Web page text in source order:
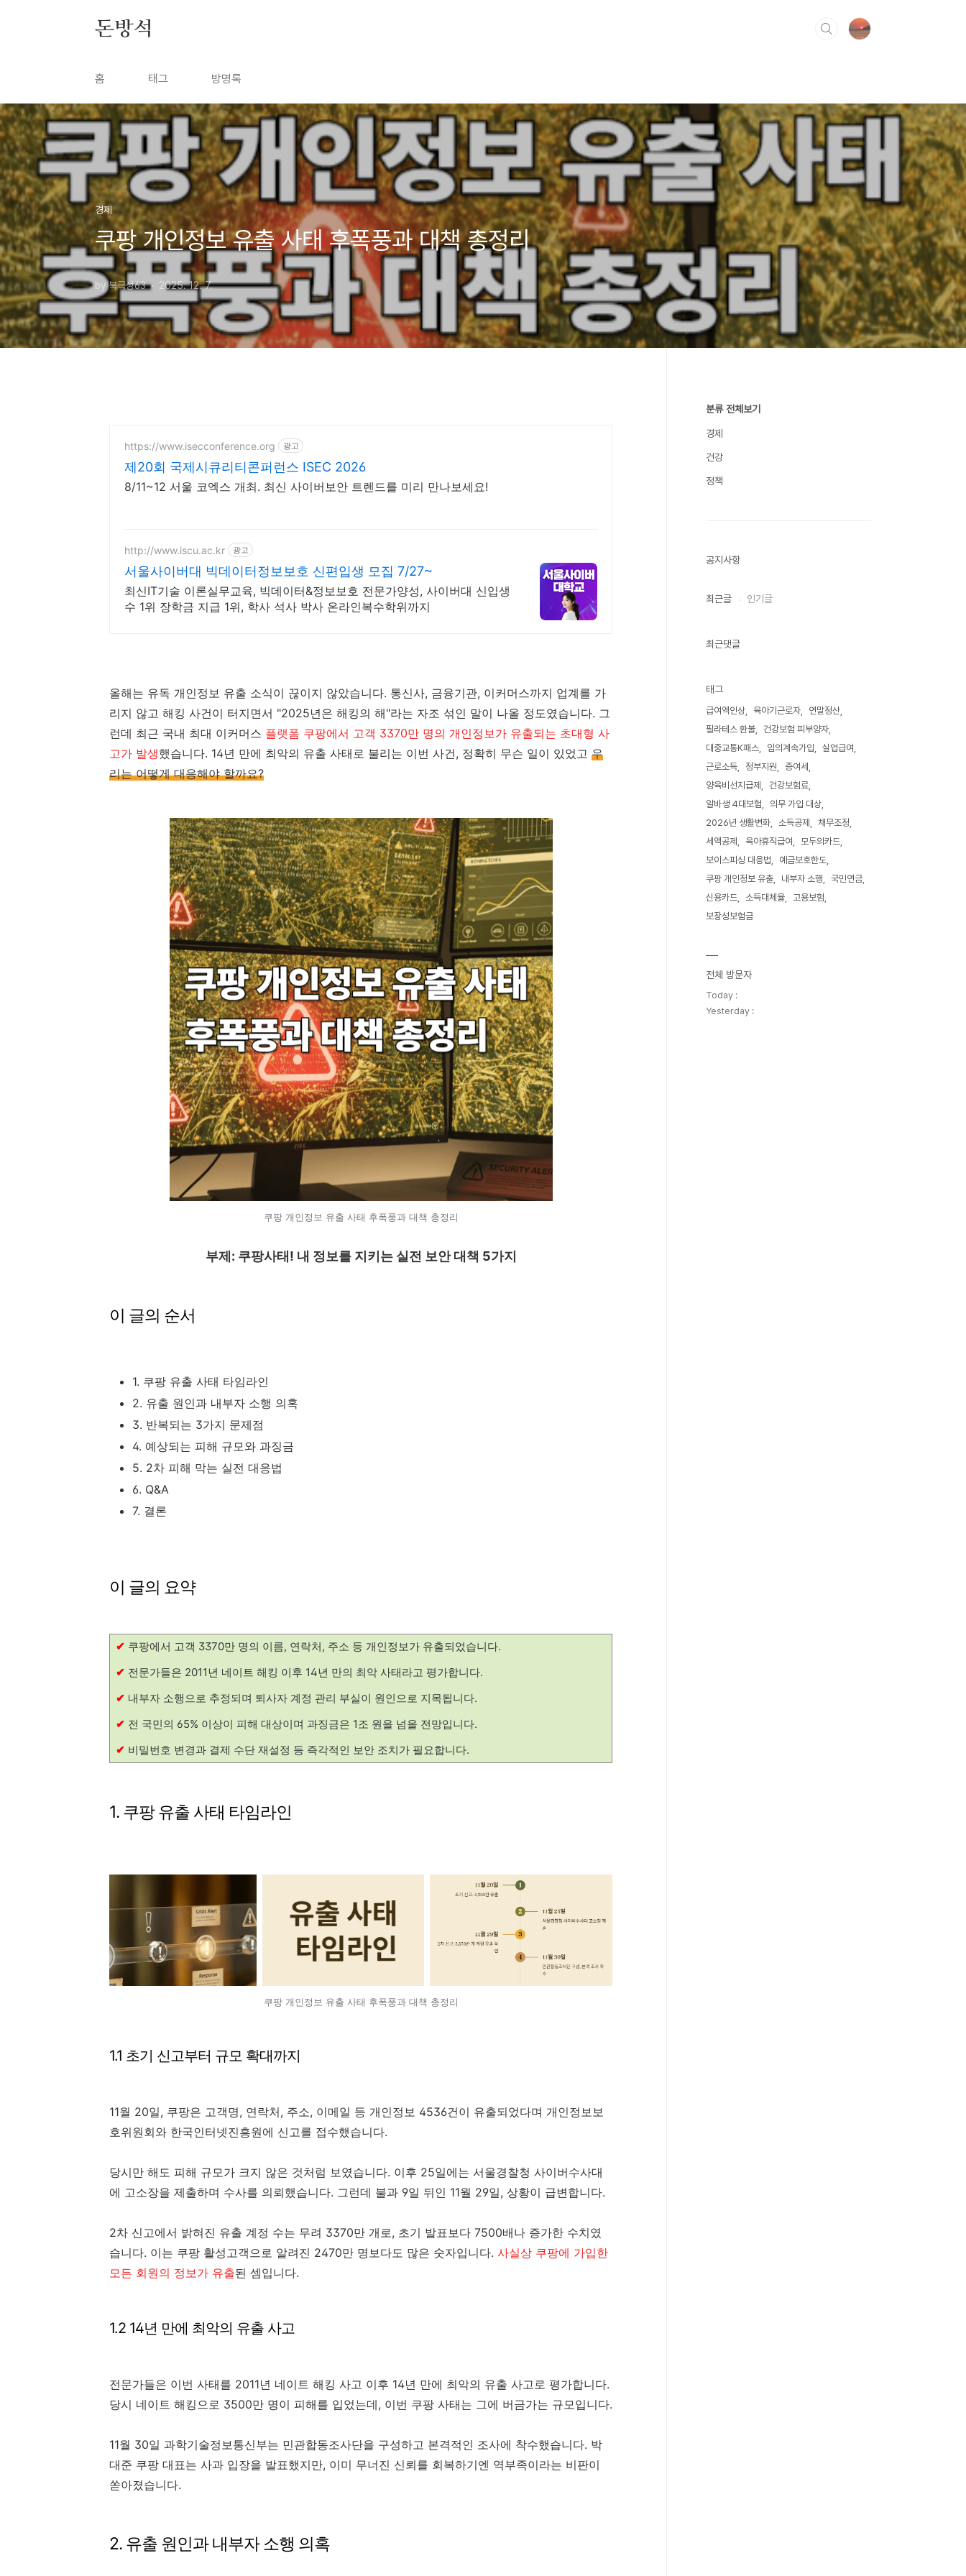
돈방석
홈 태그 방명록
경제
쿠팡 개인정보 유출 사태 후폭풍과 대책 총정리
by 북극성63 2025. 12. 7.
https://www.isecconference.org 광고
제20회 국제시큐리티콘퍼런스 ISEC 2026
8/11~12 서울 코엑스 개최. 최신 사이버보안 트렌드를 미리 만나보세요!
http://www.iscu.ac.kr 광고
서울사이버대 빅데이터정보보호 신편입생 모집 7/27~
최신IT기술 이론실무교육, 빅데이터&정보보호 전문가양성, 사이버대 신입생
수 1위 장학금 지급 1위, 학사 석사 박사 온라인복수학위까지
올해는 유독 개인정보 유출 소식이 끊이지 않았습니다. 통신사, 금융기관, 이커머스까지 업계를 가
리지 않고 해킹 사건이 터지면서 "2025년은 해킹의 해"라는 자조 섞인 말이 나올 정도였습니다. 그
런데 최근 국내 최대 이커머스 플랫폼 쿠팡에서 고객 3370만 명의 개인정보가 유출되는 초대형 사
고가 발생했습니다. 14년 만에 최악의 유출 사태로 불리는 이번 사건, 정확히 무슨 일이 있었고 우
리는 어떻게 대응해야 할까요?
쿠팡 개인정보 유출 사태 후폭풍과 대책 총정리
부제: 쿠팡사태! 내 정보를 지키는 실전 보안 대책 5가지
이 글의 순서
1. 쿠팡 유출 사태 타임라인
2. 유출 원인과 내부자 소행 의혹
3. 반복되는 3가지 문제점
4. 예상되는 피해 규모와 과징금
5. 2차 피해 막는 실전 대응법
6. Q&A
7. 결론
이 글의 요약
✔ 쿠팡에서 고객 3370만 명의 이름, 연락처, 주소 등 개인정보가 유출되었습니다.
✔ 전문가들은 2011년 네이트 해킹 이후 14년 만의 최악 사태라고 평가합니다.
✔ 내부자 소행으로 추정되며 퇴사자 계정 관리 부실이 원인으로 지목됩니다.
✔ 전 국민의 65% 이상이 피해 대상이며 과징금은 1조 원을 넘을 전망입니다.
✔ 비밀번호 변경과 결제 수단 재설정 등 즉각적인 보안 조치가 필요합니다.
1. 쿠팡 유출 사태 타임라인
쿠팡 개인정보 유출 사태 후폭풍과 대책 총정리
1.1 초기 신고부터 규모 확대까지
11월 20일, 쿠팡은 고객명, 연락처, 주소, 이메일 등 개인정보 4536건이 유출되었다며 개인정보보
호위원회와 한국인터넷진흥원에 신고를 접수했습니다.
당시만 해도 피해 규모가 크지 않은 것처럼 보였습니다. 이후 25일에는 서울경찰청 사이버수사대
에 고소장을 제출하며 수사를 의뢰했습니다. 그런데 불과 9일 뒤인 11월 29일, 상황이 급변합니다.
2차 신고에서 밝혀진 유출 계정 수는 무려 3370만 개로, 초기 발표보다 7500배나 증가한 수치였
습니다. 이는 쿠팡 활성고객으로 알려진 2470만 명보다도 많은 숫자입니다. 사실상 쿠팡에 가입한
모든 회원의 정보가 유출된 셈입니다.
1.2 14년 만에 최악의 유출 사고
전문가들은 이번 사태를 2011년 네이트 해킹 사고 이후 14년 만에 최악의 유출 사고로 평가합니다.
당시 네이트 해킹으로 3500만 명이 피해를 입었는데, 이번 쿠팡 사태는 그에 버금가는 규모입니다.
11월 30일 과학기술정보통신부는 민관합동조사단을 구성하고 본격적인 조사에 착수했습니다. 박
대준 쿠팡 대표는 사과 입장을 발표했지만, 이미 무너진 신뢰를 회복하기엔 역부족이라는 비판이
쏟아졌습니다.
2. 유출 원인과 내부자 소행 의혹
분류 전체보기
경제
건강
정책
공지사항
최근글 인기글
최근댓글
태그
급여액인상 육아기근로자
연말정산
필라테스 환불
건강보험 피부양자
대중교통K패스
임의계속가입
실업급여
근로소득
정부지원
증여세
양육비선지급제
건강보험료
알바생 4대보험
의무 가입 대상
2026년 생활변화
소득공제
채무조정
세액공제
육아휴직급여
모두의카드
보이스피싱 대응법
예금보호한도
쿠팡 개인정보 유출
내부자 소행
국민연금
신용카드
소득대체율
고용보험
보장성보험금
전체 방문자
Today :
Yesterday :